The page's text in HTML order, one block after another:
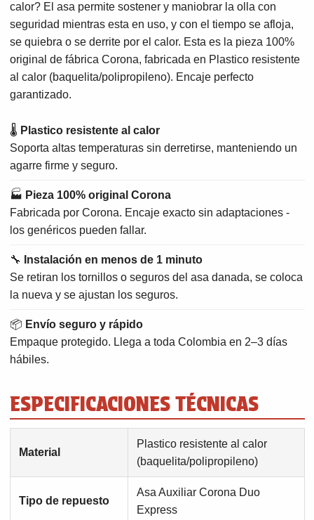
calor? El asa permite sostener y maniobrar la olla con
seguridad mientras esta en uso, y con el tiempo se afloja,
se quiebra o se derrite por el calor. Esta es la pieza 100%
original de fábrica Corona, fabricada en Plastico resistente
al calor (baquelita/polipropileno). Encaje perfecto
garantizado.
🌡 Plastico resistente al calor
Soporta altas temperaturas sin derretirse, manteniendo un
agarre firme y seguro.
🏭 Pieza 100% original Corona
Fabricada por Corona. Encaje exacto sin adaptaciones -
los genéricos pueden fallar.
🔧
Instalación en menos de 1 minuto
Se retiran los tornillos o seguros del asa danada, se coloca
la nueva y se ajustan los seguros.
📦 Envío seguro y rápido
Empaque protegido. Llega a toda Colombia en 2–3 días
hábiles.
ESPECIFICACIONES TÉCNICAS
Material
Plastico resistente al calor
(baquelita/polipropileno)
Tipo de repuesto
Asa Auxiliar Corona Duo
Express